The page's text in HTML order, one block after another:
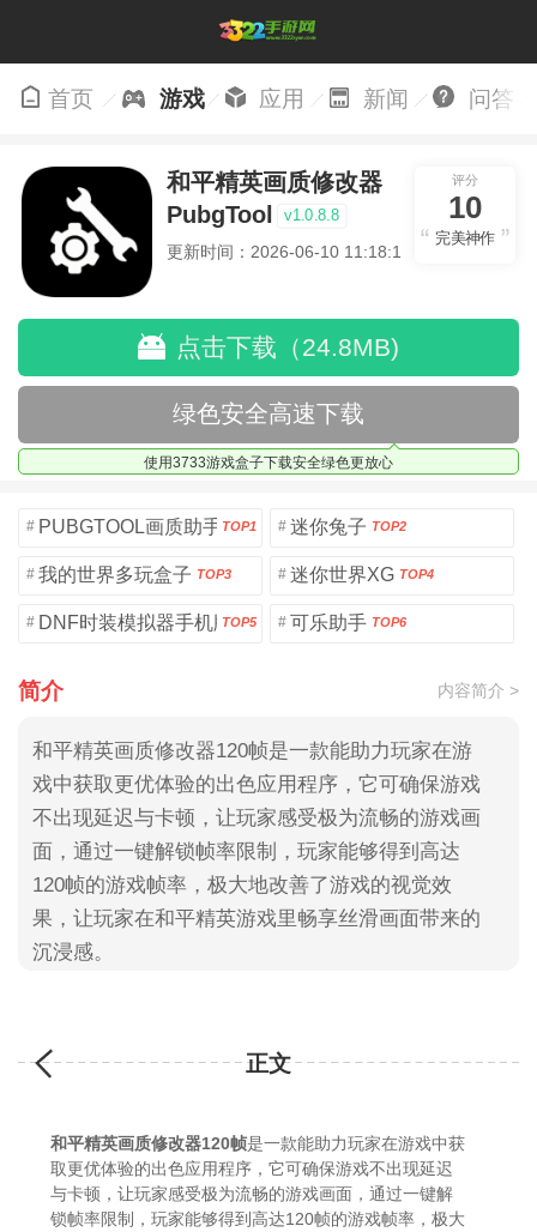
首页 游戏 应用 新闻 问答
和平精英画质修改器
PubgTool
v1.0.8.8
更新时间：2026-06-10 11:18:17
评分
10
完美神作
点击下载（24.8MB)
绿色安全高速下载
使用3733游戏盒子下载安全绿色更放心
# PUBGTOOL画质助手安卓版
TOP1 # 迷你兔子 TOP2
# 我的世界多玩盒子 TOP3 # 迷你世界XG TOP4
# DNF时装模拟器手机版TOP5 # 可乐助手 TOP6
简介 内容简介 >
和平精英画质修改器120帧是一款能助力玩家在游
戏中获取更优体验的出色应用程序，它可确保游戏
不出现延迟与卡顿，让玩家感受极为流畅的游戏画
面，通过一键解锁帧率限制，玩家能够得到高达
120帧的游戏帧率，极大地改善了游戏的视觉效
果，让玩家在和平精英游戏里畅享丝滑画面带来的
沉浸感。
正文
和平精英画质修改器120帧是一款能助力玩家在游戏中获
取更优体验的出色应用程序，它可确保游戏不出现延迟
与卡顿，让玩家感受极为流畅的游戏画面，通过一键解
锁帧率限制，玩家能够得到高达120帧的游戏帧率，极大